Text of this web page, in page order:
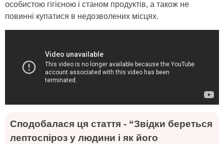
особистою гігієною і станом продуктів, а також не
повинні купатися в недозволених місцях.
Сподобалася ця стаття - “Звідки береться
лептоспіроз у людини і як його